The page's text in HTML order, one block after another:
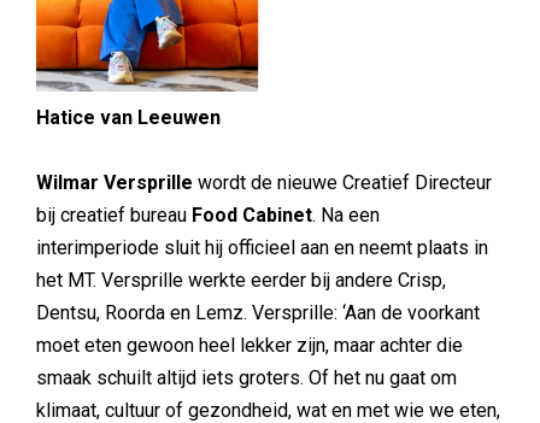
Hatice van Leeuwen
Wilmar Versprille wordt de nieuwe Creatief Directeur
bij creatief bureau Food Cabinet. Na een
interimperiode sluit hij officieel aan en neemt plaats in
het MT. Versprille werkte eerder bij andere Crisp,
Dentsu, Roorda en Lemz. Versprille: ‘Aan de voorkant
moet eten gewoon heel lekker zijn, maar achter die
smaak schuilt altijd iets groters. Of het nu gaat om
klimaat, cultuur of gezondheid, wat en met wie we eten,